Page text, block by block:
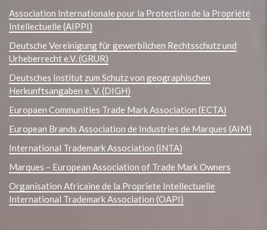
Association Internationale pour la Protection de la Propriété
Intellectuelle (AIPPI)
Deutsche Vereinigung für gewerblichen Rechtsschutz und
Urheberrecht e.V. (GRUR)
Deutsches Institut zum Schutz von geographischen
Herkunftsangaben e. V. (DIGH)
Europaen Communities Trade Mark Association (ECTA)
European Brands Association de Industries de Marques (AIM)
International Trademark Association (INTA)
Marques – European Association of Trade Mark Owners
Organisation Africaine de la Propriete Intellectuelle
International Trademark Association (OAPI)